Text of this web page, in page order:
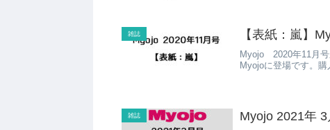
雑誌 【表紙：嵐】
Myojo 2020年11月号
Myojoに登場です。購
雑誌 Myojo 2021年